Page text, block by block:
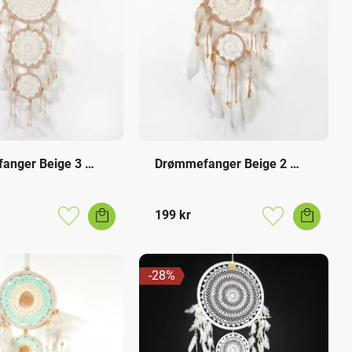
Beige 3
Lagre som favoritt
Drømmefanger Beige 2
199 kr
Lagre som
28%